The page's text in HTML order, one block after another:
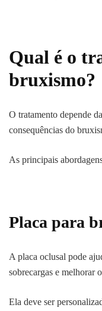
Qual é o
bruxismo?
O tratamento depende
consequências do
As principais
Placa para
A placa oclusal pode
sobrecargas e melhorar
Ela deve ser